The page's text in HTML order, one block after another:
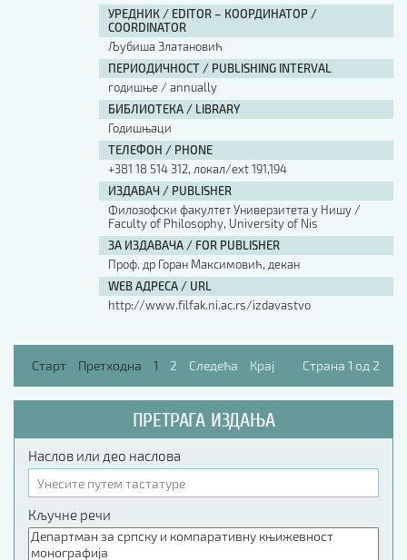
УРЕДНИК / EDITOR – КООРДИНАТОР /
COORDINATOR
Љубиша Златановић
ПЕРИОДИЧНОСТ / PUBLISHING INTERVAL
годишње / annually
БИБЛИОТЕКА / LIBRARY
Годишњаци
ТЕЛЕФОН / PHONE
+381 18 514 312, локал/ext 191,194
ИЗДАВАЧ / PUBLISHER
Филозофски факултет Универзитета у Нишу /
Faculty of Philosophy, University of Nis
ЗА ИЗДАВАЧА / FOR PUBLISHER
Проф. др Горан Максимовић, декан
WEB АДРЕСА / URL
http://www.filfak.ni.ac.rs/izdavastvo
Старт Претходна 1 2 Следећа Крај Страна 1 од 2
ПРЕТРАГА ИЗДАЊА
Наслов или део наслова
Кључне речи